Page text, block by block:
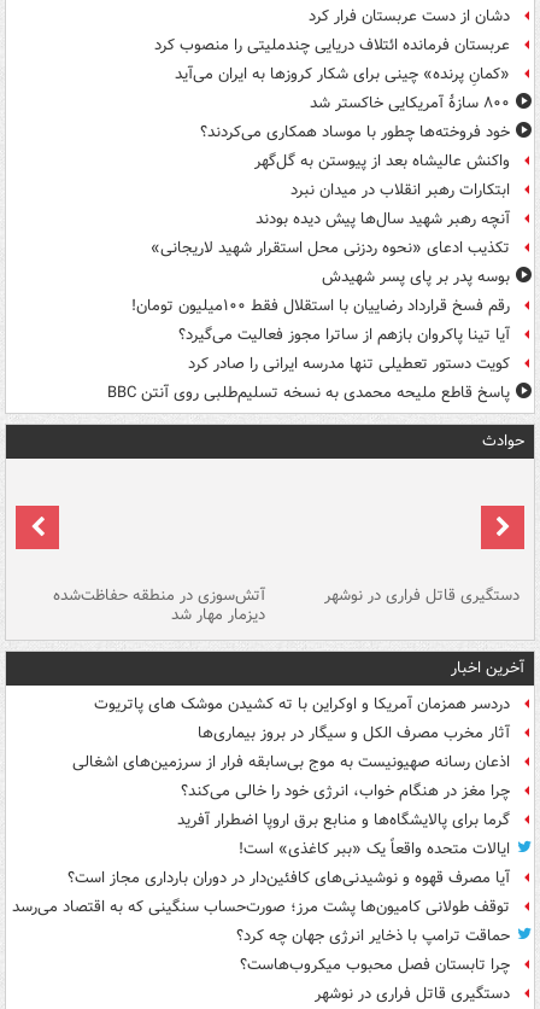
دشان از دست عربستان فرار کرد
عربستان فرمانده ائتلاف دریایی چندملیتی را منصوب کرد
«کمانِ پرنده» چینی برای شکار کروزها به ایران می‌آید
۸۰۰ سازۀ آمریکایی خاکستر شد
خود فروخته‌ها چطور با موساد همکاری می‌کردند؟
واکنش عالیشاه بعد از پیوستن به گل‌گهر
ابتکارات رهبر انقلاب در میدان نبرد
آنچه رهبر شهید سال‌ها پیش دیده بودند
تکذیب ادعای «نحوه ردزنی محل استقرار شهید لاریجانی»
بوسه‌ پدر بر پای پسر شهیدش
رقم فسخ قرارداد رضاییان با استقلال فقط ۱۰۰میلیون تومان!
آیا تینا پاکروان بازهم از ساترا مجوز فعالیت می‌گیرد؟
کویت دستور تعطیلی تنها مدرسه ایرانی را صادر کرد
پاسخ قاطع ملیحه محمدی به نسخه تسلیم‌طلبی روی آنتن BBC
حوادث
دستگیری قاتل فراری در نوشهر آتش‌سوزی در منطقه حفاظت‌شده
دیزمار مهار شد
آخرین اخبار
دردسر همزمان آمریکا و اوکراین با ته کشیدن موشک های پاتریوت
آثار مخرب مصرف الکل و سیگار در بروز بیماری‌ها
اذعان رسانه صهیونیست به موج بی‌سابقه فرار از سرزمین‌های اشغالی
چرا مغز در هنگام خواب، انرژی خود را خالی می‌کند؟
گرما برای پالایشگاه‌ها و منابع برق اروپا اضطرار آفرید
ایالات متحده واقعاً یک «ببر کاغذی» است!
آیا مصرف قهوه و نوشیدنی‌های کافئین‌دار در دوران بارداری مجاز است؟
توقف طولانی کامیون‌ها پشت مرز؛ صورت‌حساب سنگینی که به اقتصاد می‌رسد
حماقت ترامپ با ذخایر انرژی جهان چه کرد؟
چرا تابستان فصل محبوب میکروب‌هاست؟
دستگیری قاتل فراری در نوشهر